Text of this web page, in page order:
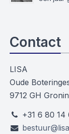
Contact
LISA
Oude
9712 GH
+31 6 80 14